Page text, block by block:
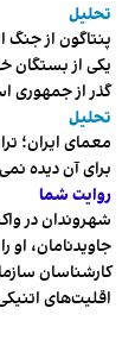
تحلیل
پنتاگون از
یکی از بستگان
گذر از جمهوری
تحلیل
معمای ایران؛
برای آن دیده
روایت شما
شهروندان در
جاویدنامان، او
کارشناسان
اقلیت‌های